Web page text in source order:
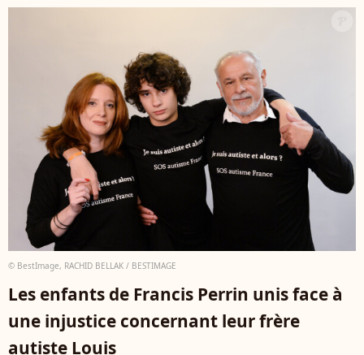
© BestImage, RACHID BELLAK / BESTIMAGE
Les enfants de Francis Perrin unis face à
une injustice concernant leur frère
autiste Louis